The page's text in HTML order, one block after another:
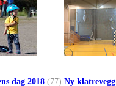
dag 2018 (77) Ny klatrevegg